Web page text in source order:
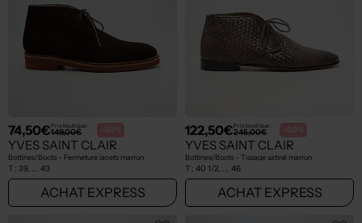
74,50€Prix boutique :
149,00€ -50%
YVES SAINT CLAIR
Bottines/Boots - Fermeture lacets marron
T : 39, ... 43
ACHAT EXPRESS
122,50€Prix boutique :
245,00€ -50%
YVES SAINT CLAIR
Bottines/Boots - Tissage satiné marron
T : 40 1/2, ... 46
ACHAT EXPRESS